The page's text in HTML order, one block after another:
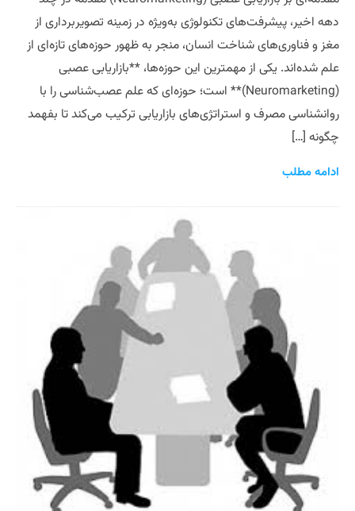
دهه اخیر، پیشرفت‌های تکنولوژی به‌ویژه در زمینه تصویربرداری از
مغز و فناوری‌های شناخت انسان، منجر به ظهور حوزه‌های تازه‌ای از
علم شده‌اند. یکی از مهمترین این حوزه‌ها، **بازاریابی عصبی
(Neuromarketing)** است؛ حوزه‌ای که علم عصب‌شناسی را با
روانشناسی مصرف و استراتژی‌های بازاریابی ترکیب می‌کند تا بفهمد
چگونه […]
ادامه مطلب